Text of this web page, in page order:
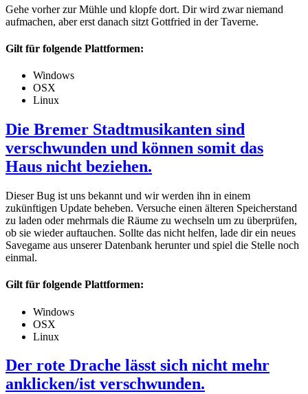
Gehe vorher zur Mühle und klopfe dort. Dir wird zwar niemand
aufmachen, aber erst danach sitzt Gottfried in der Taverne.
Gilt für folgende Plattformen:
Windows
OSX
Linux
Die Bremer Stadtmusikanten sind
verschwunden und können somit das
Haus nicht beziehen.
Dieser Bug ist uns bekannt und wir werden ihn in einem
zukünftigen Update beheben. Versuche einen älteren Speicherstand
zu laden oder mehrmals die Räume zu wechseln um zu überprüfen,
ob sie wieder auftauchen. Sollte das nicht helfen, lade dir ein neues
Savegame aus unserer Datenbank herunter und spiel die Stelle noch
einmal.
Gilt für folgende Plattformen:
Windows
OSX
Linux
Der rote Drache lässt sich nicht mehr
anklicken/ist verschwunden.